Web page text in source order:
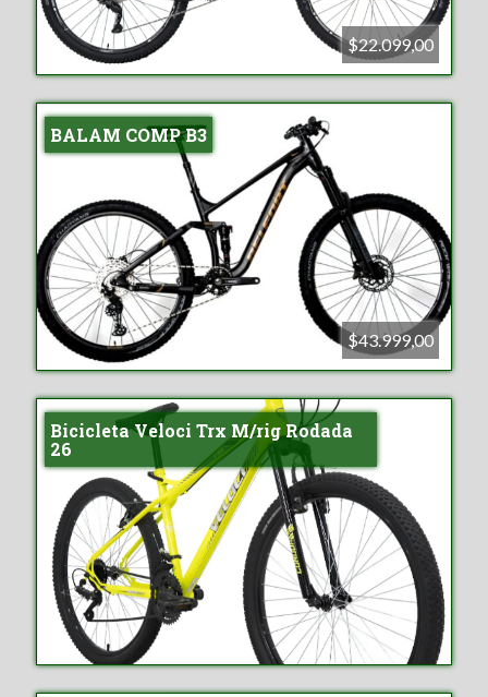
$22.099,00
BALAM COMP B3
$43.999,00
Bicicleta Veloci Trx M/rig Rodada
26